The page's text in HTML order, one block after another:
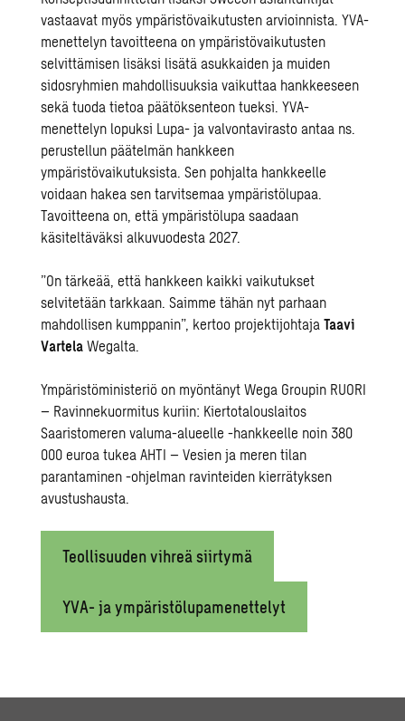
vastaavat myös ympäristövaikutusten arvioinnista. YVA-
menettelyn tavoitteena on ympäristövaikutusten
selvittämisen lisäksi lisätä asukkaiden ja muiden
sidosryhmien mahdollisuuksia vaikuttaa hankkeeseen
sekä tuoda tietoa päätöksenteon tueksi. YVA-
menettelyn lopuksi Lupa- ja valvontavirasto antaa ns.
perustellun päätelmän hankkeen
ympäristövaikutuksista. Sen pohjalta hankkeelle
voidaan hakea sen tarvitsemaa ympäristölupaa.
Tavoitteena on, että ympäristölupa saadaan
käsiteltäväksi alkuvuodesta 2027.
”On tärkeää, että hankkeen kaikki vaikutukset
selvitetään tarkkaan. Saimme tähän nyt parhaan
mahdollisen kumppanin”, kertoo projektijohtajaTaavi
Vartela Wegalta.
Ympäristöministeriö on myöntänyt Wega Groupin RUORI
– Ravinnekuormitus kuriin: Kiertotalouslaitos
Saaristomeren valuma-alueelle -hankkeelle noin 380
000 euroa tukeaAHTI – Vesien ja meren tilan
parantaminen -ohjelman ravinteiden kierrätyksen
avustushausta.
Teollisuuden vihreä siirtymä
YVA- ja ympäristölupamenettelyt